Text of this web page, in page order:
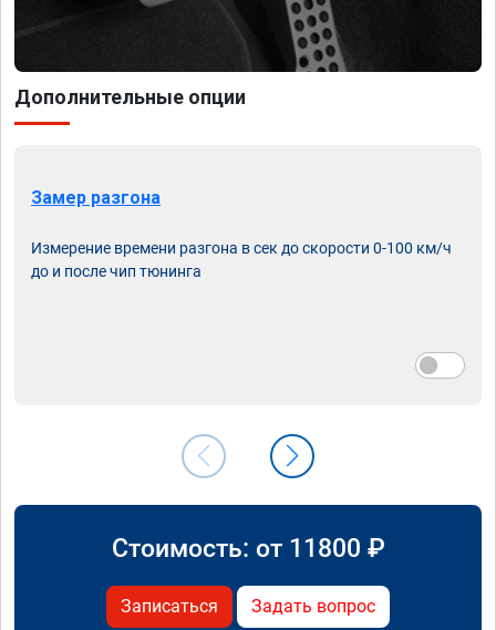
Дополнительные опции
Замер разгона
Измерение времени разгона в сек до скорости 0-100 км/ч
до и после чип тюнинга
Стоимость: от 11800 ₽
Записаться Задать вопрос